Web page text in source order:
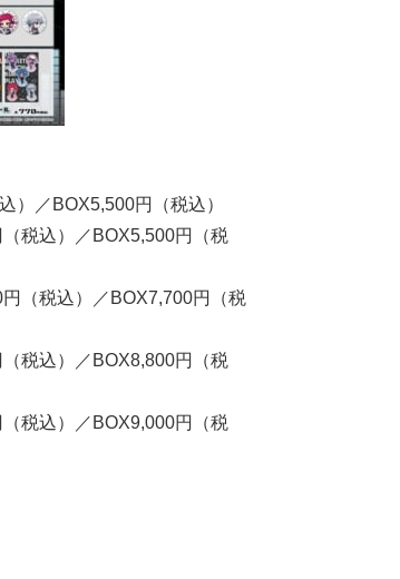
）／BOX5,500円（税込）
税込）／BOX5,500円（税
（税込）／BOX7,700円（税
税込）／BOX8,800円（税
税込）／BOX9,000円（税